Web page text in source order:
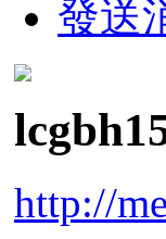
發送
http://